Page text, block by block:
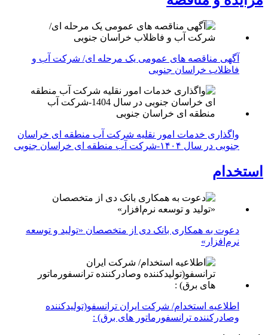
آگهی مناقصه های عمومی یک مرحله ای/ شرکت آب و
فاظلاب خراسان جنوبی
واگذاری خدمات امور نقلیه شرکت آب منطقه ای خراسان
جنوبی در سال ۱۴۰۴-شرکت آب منطقه ای خراسان جنوبی
استخدام
دعوت به همکاری بانک دی از متخصصان «تولید و توسعه
نرم‌افزار»
اطلاعیه استخدام/ شرکت ایران ترانسفو(تولیدکننده
وصادرکننده ترانسفورماتور های برق) :